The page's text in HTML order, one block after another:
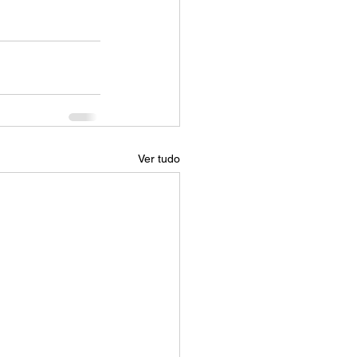
Ver tudo